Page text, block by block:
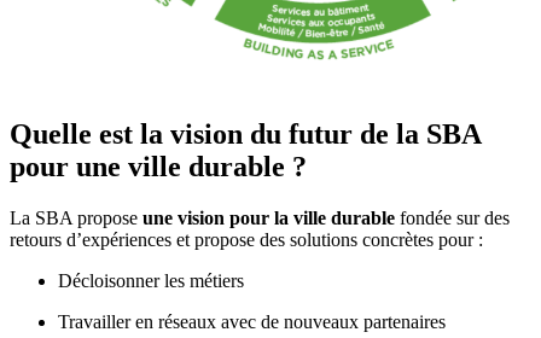
Quelle est la vision du futur de la SBA
pour une ville durable ?
La SBA propose une vision pour la ville durable fondée sur des
retours d’expériences et propose des solutions concrètes pour :
Décloisonner les métiers
Travailler en réseaux avec de nouveaux partenaires